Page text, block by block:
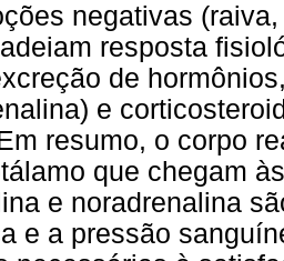
negativas
resposta
de
e
resumo, o corpo
que chegam
e noradrenalina
e a pressão